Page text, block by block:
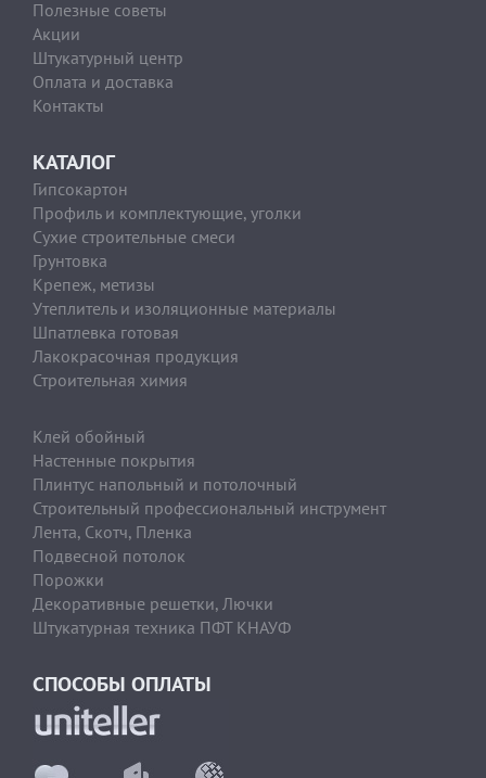
Полезные советы
Акции
Штукатурный центр
Оплата и доставка
Контакты
КАТАЛОГ
Гипсокартон
Профиль и комплектующие, уголки
Сухие строительные смеси
Грунтовка
Крепеж, метизы
Утеплитель и изоляционные материалы
Шпатлевка готовая
Лакокрасочная продукция
Строительная химия
Клей обойный
Настенные покрытия
Плинтус напольный и потолочный
Строительный профессиональный инструмент
Лента, Скотч, Пленка
Подвесной потолок
Порожки
Декоративные решетки, Лючки
Штукатурная техника ПФТ КНАУФ
СПОСОБЫ ОПЛАТЫ